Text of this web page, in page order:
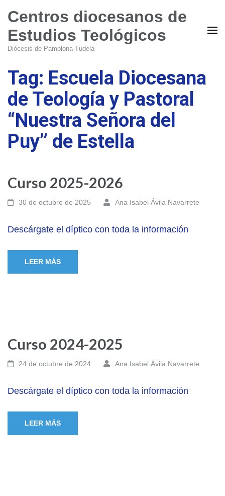
Centros diocesanos de
Estudios Teológicos
Diócesis de Pamplona-Tudela
Tag: Escuela Diocesana
de Teología y Pastoral
“Nuestra Señora del
Puy” de Estella
Curso 2025-2026
30 de octubre de 2025 Ana Isabel Ávila Navarrete
Descárgate el díptico con toda la información
LEER MÁS
Curso 2024-2025
24 de octubre de 2024 Ana Isabel Ávila Navarrete
Descárgate el díptico con toda la información
LEER MÁS